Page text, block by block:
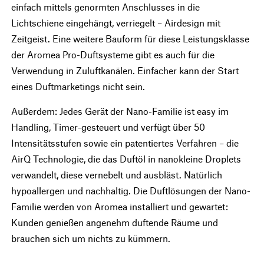
einfach mittels genormten Anschlusses in die
Lichtschiene eingehängt, verriegelt – Airdesign mit
Zeitgeist. Eine weitere Bauform für diese Leistungsklasse
der Aromea Pro-Duftsysteme gibt es auch für die
Verwendung in Zuluftkanälen. Einfacher kann der Start
eines Duftmarketings nicht sein.
Außerdem: Jedes Gerät der Nano-Familie ist easy im
Handling, Timer-gesteuert und verfügt über 50
Intensitätsstufen sowie ein patentiertes Verfahren – die
AirQ Technologie, die das Duftöl in nanokleine Droplets
verwandelt, diese vernebelt und ausbläst. Natürlich
hypoallergen und nachhaltig. Die Duftlösungen der Nano-
Familie werden von Aromea installiert und gewartet:
Kunden genießen angenehm duftende Räume und
brauchen sich um nichts zu kümmern.